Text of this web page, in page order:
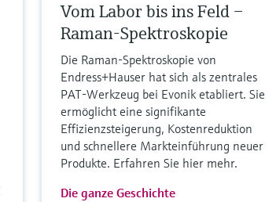
Vom Labor bis ins Feld –
Raman-Spektroskopie
Die Raman-Spektroskopie von
Endress+Hauser hat sich als zentrales
PAT-Werkzeug bei Evonik etabliert. Sie
ermöglicht eine signifikante
Effizienzsteigerung, Kostenreduktion
und schnellere Markteinführung neuer
Produkte. Erfahren Sie hier mehr.
Die ganze Geschichte